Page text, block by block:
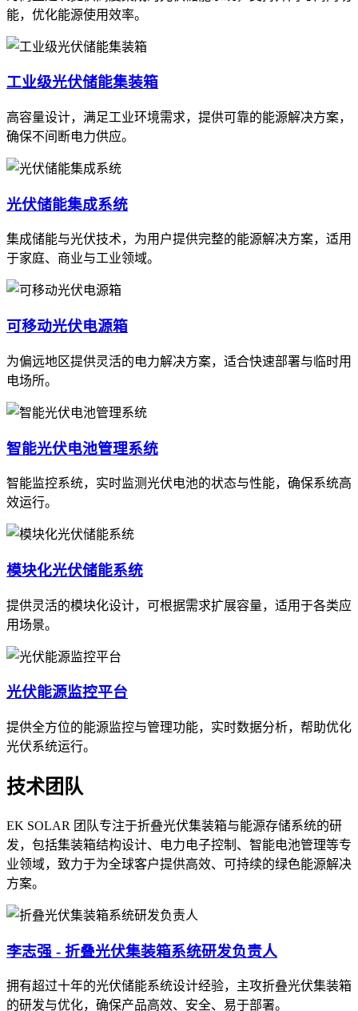
能，优化能源使用效率。
工业级光伏储能集装箱
高容量设计，满足工业环境需求，提供可靠的能源解决方案，
确保不间断电力供应。
光伏储能集成系统
集成储能与光伏技术，为用户提供完整的能源解决方案，适用
于家庭、商业与工业领域。
可移动光伏电源箱
为偏远地区提供灵活的电力解决方案，适合快速部署与临时用
电场所。
智能光伏电池管理系统
智能监控系统，实时监测光伏电池的状态与性能，确保系统高
效运行。
模块化光伏储能系统
提供灵活的模块化设计，可根据需求扩展容量，适用于各类应
用场景。
光伏能源监控平台
提供全方位的能源监控与管理功能，实时数据分析，帮助优化
光伏系统运行。
技术团队
EK SOLAR 团队专注于折叠光伏集装箱与能源存储系统的研
发，包括集装箱结构设计、电力电子控制、智能电池管理等专
业领域，致力于为全球客户提供高效、可持续的绿色能源解决
方案。
李志强 - 折叠光伏集装箱系统研发负责人
拥有超过十年的光伏储能系统设计经验，主攻折叠光伏集装箱
的研发与优化，确保产品高效、安全、易于部署。